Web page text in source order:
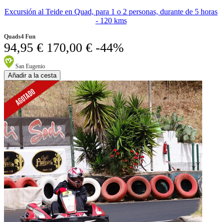
Excursión al Teide en Quad, para 1 o 2 personas, durante de 5 horas
- 120 kms
Quads4 Fun
94,95 € 170,00 € -44%
San Eugenio
Añadir a la cesta